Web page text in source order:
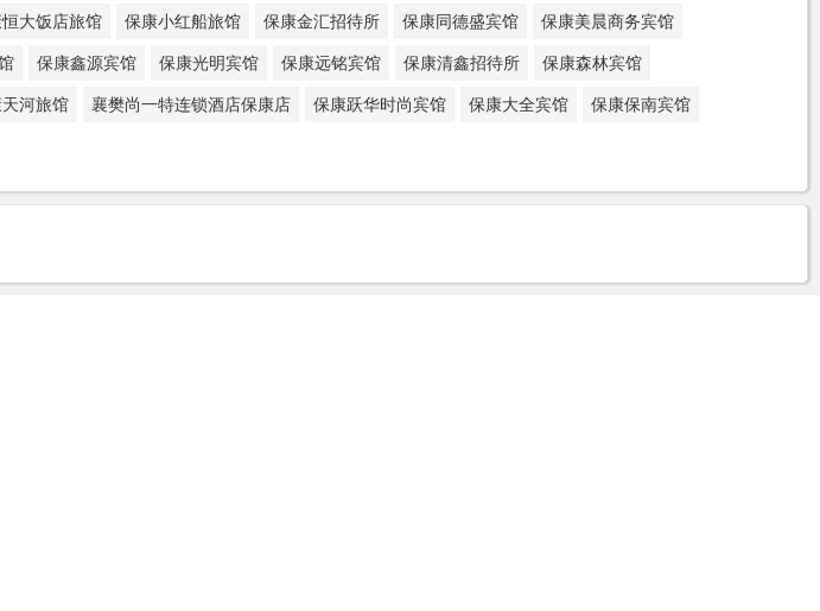
大饭店旅馆 保康小红船旅馆 保康金汇招待所 保康同德盛宾馆 保康美晨商务宾馆
保康鑫源宾馆 保康光明宾馆 保康远铭宾馆 保康清鑫招待所 保康森林宾馆
河旅馆 襄樊尚一特连锁酒店保康店 保康跃华时尚宾馆 保康大全宾馆 保康保南宾馆